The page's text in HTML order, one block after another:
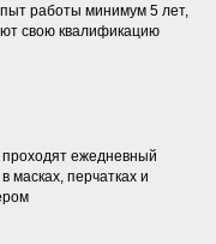
работы минимум 5 лет,
свою квалификацию
ежедневный
масках, перчатках и